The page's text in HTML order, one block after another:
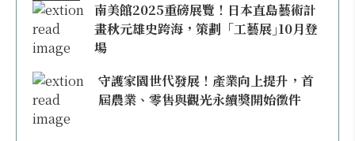
南美館2025重磅展覽！日本直島藝術計
畫秋元雄史跨海，策劃「工藝展｣10月登
場
守護家園世代發展！產業向上提升，首
屆農業、零售與觀光永續獎開始徵件